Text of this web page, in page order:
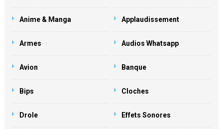
Anime & Manga Applaudissement
Armes Audios Whatsapp
Avion Banque
Bips Cloches
Drole Effets Sonores